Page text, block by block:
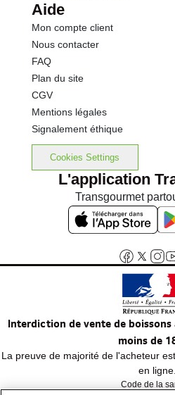
Aide
Mon compte client
Nous contacter
FAQ
Plan du site
CGV
Mentions légales
Signalement éthique
Cookies Settings
L'application
Transgourmet
Interdiction de vente de
moins de
La preuve de majorité de l'acheteur
en ligne.
Code de la